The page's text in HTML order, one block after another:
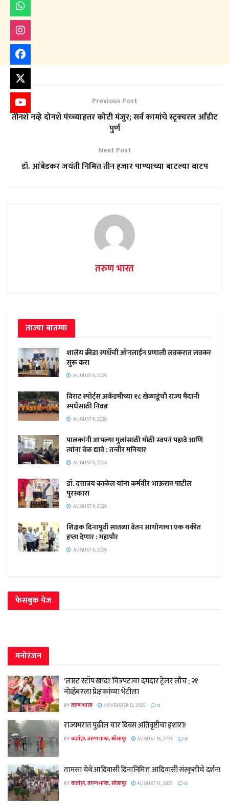
Previous Post
तीनशे नव्हे दोनशे पंच्च्याहत्तर कोटी मंजुर; सर्व कामांचे स्टृक्चरल आँडीट
पुर्ण
Next Post
डॉ. आंबेडकर जयंती निमित्त तीन हजार पाण्याच्या बाटल्या वाटप
तरुण भारत
ताज्या बातम्या
शालेय क्रीडा स्पर्धेची ऑनलाईन प्रणाली लवकरात लवकर
सुरू करा
AUGUST 6, 2026
विराट स्पोर्ट्स अकॅडमीच्या १८ खेळाडूंची राज्य मैदानी
स्पर्धेसाठी निवड
AUGUST 6, 2026
पालकांनी आपल्या मुलांसाठी मोठी स्वपनं पहावे आणि
त्यांना वेळ द्यावे : तन्वीर मनियार
AUGUST 6, 2026
डॉ. दत्तात्रय काळेल यांना कर्मवीर भाऊराव पाटील
पुरस्कारा
AUGUST 6, 2026
शिक्षक दिनापूर्वी सातव्या वेतन आयोगाचा एक थकीत
हप्ता देणार : महापौर
AUGUST 6, 2026
फेसबुक पेज
मनोरंजन
‘लास्ट स्टॉप खांदा’ चित्रपटाचा दमदार ट्रेलर लाँच ; २१
नोव्हेंबरला प्रेक्षकांच्या भेटीला
BYतरुण भारत NOVEMBER 12, 2025 0
राज्यभरात पुढील चार दिवस अतिवृष्टीचा इशारा!
BYवार्ताहर, तरुण भारत, सोलापूर AUGUST 16, 2025 0
तामसा येथे आदिवासी दिनानिमित्त आदिवासी संस्कृतीचे दर्शन!
BYवार्ताहर, तरुण भारत, सोलापूर AUGUST 11, 2025 0